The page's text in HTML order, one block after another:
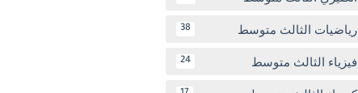
رياضيات الثالث متوسط 38
فيزياء الثالث متوسط 24